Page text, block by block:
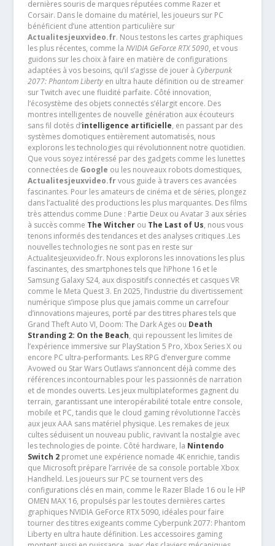
dernières souris de marques réputées comme Razer et
Corsair. Dans le domaine du matériel, les joueurs sur PC
bénéficient d’une attention particulière sur
Actualitesjeuxvideo.fr. Nous testons les cartes graphiques
les plus récentes, comme la NVIDIA GeForce RTX 5090, et vous
guidons sur les choix à faire en matière de configurations
adaptées à vos besoins, qu’il s’agisse de jouer à Cyberpunk
2077: Phantom Libertyen ultra haute définition ou de streamer
sur Twitch avec une fluidité parfaite. Côté innovation,
l’écosystème des objets connectés s’élargit encore. Des
montres intelligentes de nouvelle génération aux écouteurs
sans fil dotés d’intelligence artificielle, en passant par des
systèmes domotiques entièrement automatisés, nous
explorons les technologies qui révolutionnent notre quotidien.
Que vous soyez intéressé par des gadgets comme les lunettes
connectées de Google ou les nouveaux robots domestiques,
Actualitesjeuxvideo.frvous guide à travers ces avancées
fascinantes. Pour les amateurs de cinéma et de séries, plongez
dans l’actualité des productions les plus marquantes. Des films
très attendus comme Dune : Partie Deux ou Avatar 3 aux séries
à succès comme The Witcherou The Last of Us, nous vous
tenons informés des tendances et des analyses critiques .Les
nouvelles technologies ne sont pas en reste sur
Actualitesjeuxvideo.fr. Nous explorons les innovations les plus
fascinantes, des smartphones tels que l’iPhone 16 et le
Samsung Galaxy S24, aux dispositifs connectés et casques VR
comme le Meta Quest 3. En 2025, l’industrie du divertissement
numérique s’impose plus que jamais comme un carrefour
d’innovations majeures, porté par des titres phares tels que
Grand Theft Auto VI, Doom: The Dark Ages ou Death
Stranding 2: On the Beach, qui repoussent les limites de
l’expérience immersive sur PlayStation 5 Pro, Xbox Series X ou
encore PC ultra-performants. Les RPG d’envergure comme
Avowed ou Star Wars Outlaws s’annoncent déjà comme des
références incontournables pour les passionnés de narration
et de mondes ouverts. Les jeux multiplateformes gagnent du
terrain, garantissant une interopérabilité totale entre console,
mobile et PC, tandis que le cloud gaming révolutionne l’accès
aux jeux AAA sans matériel physique. Les remakes de jeux
cultes séduisent un nouveau public, ravivant la nostalgie avec
les technologies de pointe. Côté hardware, la Nintendo
Switch 2promet une expérience nomade 4K enrichie, tandis
que Microsoft prépare l’arrivée de sa console portable Xbox
Handheld. Les joueurs sur PC se tournent vers des
configurations clés en main, comme le Razer Blade 16 ou le HP
OMEN MAX 16, propulsés par les toutes dernières cartes
graphiques NVIDIA GeForce RTX 5090, idéales pour faire
tourner des titres exigeants comme Cyberpunk 2077: Phantom
Liberty en ultra haute définition. Les accessoires gaming